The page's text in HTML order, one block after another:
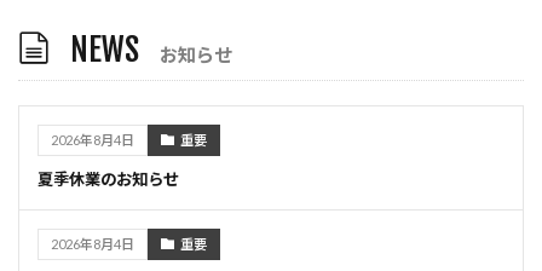
NEWS お知らせ
2026年8月4日 重要
夏季休業のお知らせ
2026年8月4日 重要